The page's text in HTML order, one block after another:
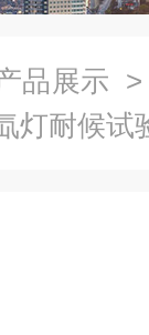
品展示
灯耐候试